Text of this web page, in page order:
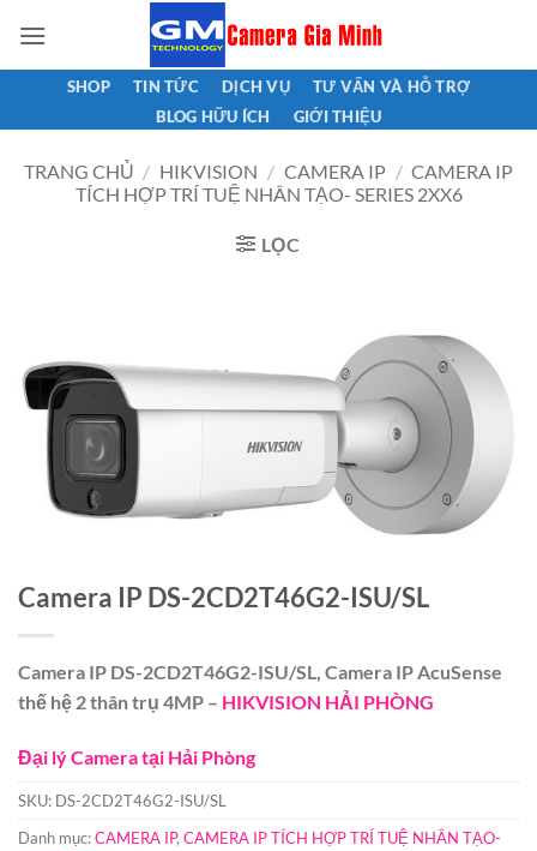
qua
nội
SHOP TIN TỨC DỊCH VỤ
TƯ VẤN VÀ HỖ TRỢ
BLOG HỮU ÍCH
GIỚI THIỆU
TRANG CHỦ / HIKVISION / CAMERA IP / CAMERA IP
TÍCH HỢP TRÍ TUỆ NHÂN TẠO- SERIES 2XX6
LỌC
Camera IP DS-2CD2T46G2-ISU/SL
Camera IP DS-2CD2T46G2-ISU/SL, Camera IP AcuSense
thế hệ 2 thân trụ 4MP – HIKVISION HẢI PHÒNG
Đại lý Camera tại Hải Phòng
SKU: DS-2CD2T46G2-ISU/SL
Danh mục:CAMERA IP, CAMERA IP TÍCH HỢP TRÍ TUỆ NHÂN TẠO-